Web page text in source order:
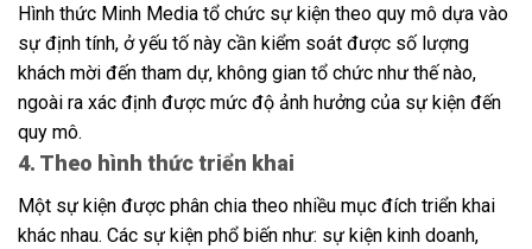
Hình thức Minh Media tổ chức sự kiện theo quy mô dựa vào
sự định tính, ở yếu tố này cần kiểm soát được số lượng
khách mời đến tham dự, không gian tổ chức như thế nào,
ngoài ra xác định được mức độ ảnh hưởng của sự kiện đến
quy mô.
4. Theo hình thức triển khai
Một sự kiện được phân chia theo nhiều mục đích triển khai
khác nhau. Các sự kiện phổ biến như: sự kiện kinh doanh,